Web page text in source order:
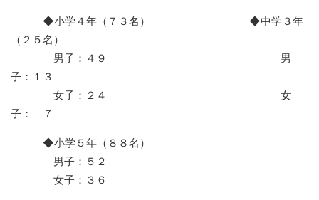
◆小学４年（７３名） ◆中学３年
（２５名）
男子：４９ 男
子：１３
女子：２４ 女
子： ７
◆小学５年（８８名）
男子：５２
女子：３６